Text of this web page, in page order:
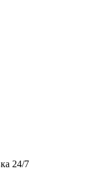
24/7